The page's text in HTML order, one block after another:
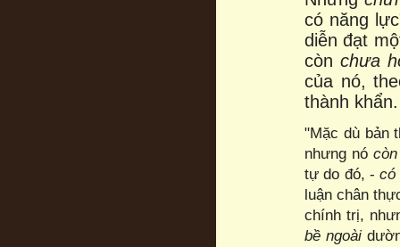
có năng
diễn đạt
cònchưa
của nó,
thành khẩn.
"Mặc dù bản
nhưng nó
tự do đó, -có
luận chân
chính trị,
bề ngoài